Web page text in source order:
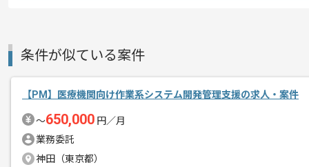
ご経験と実績に応じて別案件のご提案
新しいアイディアや技術を積極的に導入
経験豊富なメンバーと成長が出来る環境
条件が似ている案件
【PM】医療機関向け作業系システム開発管理支援の求人・案件
〜650,000 円／月
業務委託
神田（東京都）